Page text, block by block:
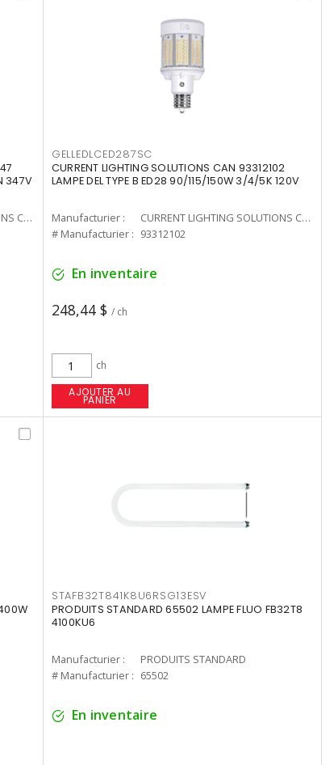
347V
CURRENT LIGHTING SOLUTIONS CAN
GELLEDLCED287SC
CURRENT LIGHTING SOLUTIONS CAN 93312102
LAMPE DEL TYPE B ED28 90/115/150W 3/4/5K 120V
Manufacturier :
CURRENT LIGHTING SOLUTIONS CAN
# Manufacturier : 93312102
En inventaire
248,44 $ / ch
ch
AJOUTER AU
PANIER
STAFB32T841K8U6RSG13ESV
PRODUITS STANDARD 65502 LAMPE FLUO FB32T8
4100KU6
Manufacturier :
PRODUITS STANDARD
# Manufacturier : 65502
En inventaire